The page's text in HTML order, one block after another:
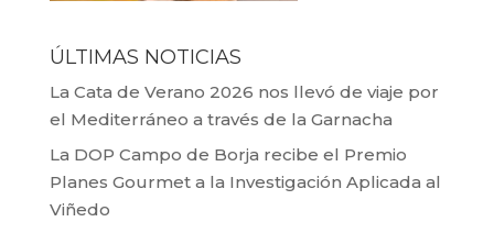
ÚLTIMAS NOTICIAS
La Cata de Verano 2026 nos llevó de viaje por
el Mediterráneo a través de la Garnacha
La DOP Campo de Borja recibe el Premio
Planes Gourmet a la Investigación Aplicada al
Viñedo